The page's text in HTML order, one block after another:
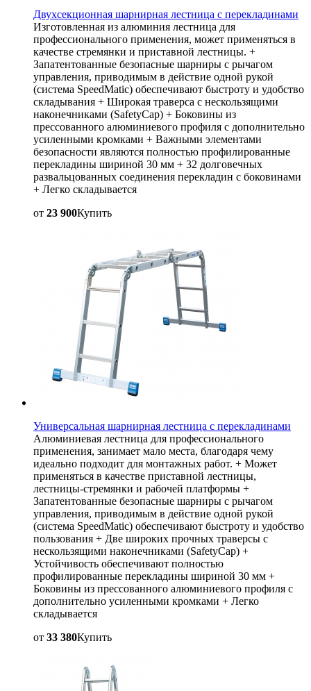
Двухсекционная шарнирная лестница с перекладинами
Изготовленная из алюминия лестница для
профессионального применения, может применяться в
качестве стремянки и приставной лестницы. +
Запатентованные безопасные шарниры с рычагом
управления, приводимым в действие одной рукой
(система SpeedMatic) обеспечивают быстроту и удобство
складывания + Широкая траверса с нескользящими
наконечниками (SafetyCap) + Боковины из
прессованного алюминиевого профиля с дополнительно
усиленными кромками + Важными элементами
безопасности являются полностью профилированные
перекладины шириной 30 мм + 32 долговечных
развальцованных соединения перекладин с боковинами
+ Легко складывается
от 23 900Купить
Универсальная шарнирная лестница с перекладинами
Алюминиевая лестница для профессионального
применения, занимает мало места, благодаря чему
идеально подходит для монтажных работ. + Может
применяться в качестве приставной лестницы,
лестницы-стремянки и рабочей платформы +
Запатентованные безопасные шарниры с рычагом
управления, приводимым в действие одной рукой
(система SpeedMatic) обеспечивают быстроту и удобство
пользования + Две широких прочных траверсы с
нескользящими наконечниками (SafetyCap) +
Устойчивость обеспечивают полностью
профилированные перекладины шириной 30 мм +
Боковины из прессованного алюминиевого профиля с
дополнительно усиленными кромками + Легко
складывается
от 33 380Купить